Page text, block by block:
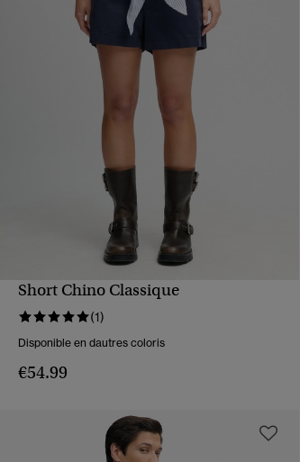
APERÇU RAPIDE
Short Chino Classique
(1)
Disponible en dautres coloris
€54.99